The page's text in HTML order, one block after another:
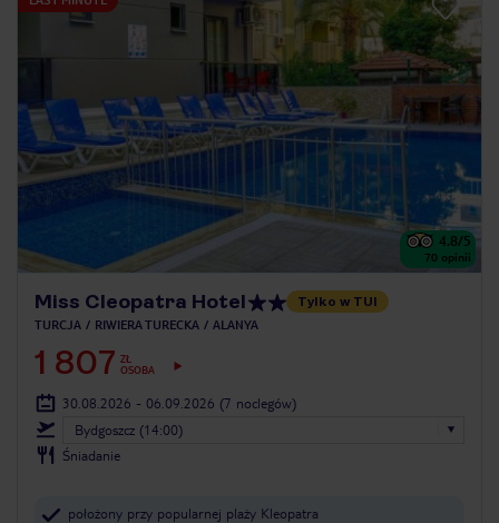
4.8/5
70 opinii
Miss Cleopatra Hotel Tylko w TUI
TURCJA RIWIERA TURECKA ALANYA
1 807 ZŁ
OSOBA
30.08.2026 - 06.09.2026 (7 noclegów)
Bydgoszcz (14:00)
Śniadanie
położony przy popularnej plaży Kleopatra